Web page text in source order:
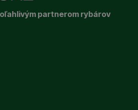
partnerom rybárov